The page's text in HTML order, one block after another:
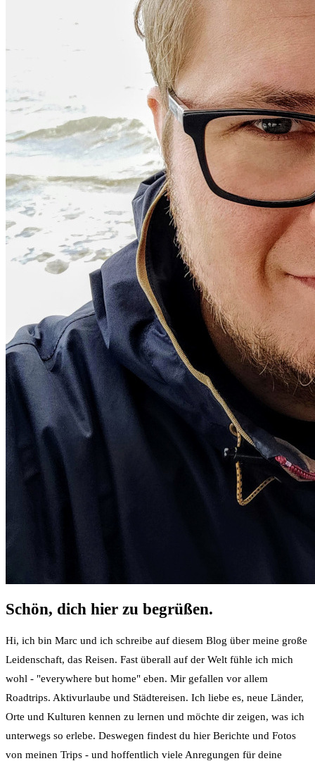
Schön, dich hier zu begrüßen.
Hi, ich bin Marc und ich schreibe auf diesem Blog über meine große
Leidenschaft, das Reisen. Fast überall auf der Welt fühle ich mich
wohl - "everywhere but home" eben. Mir gefallen vor allem
Roadtrips. Aktivurlaube und Städtereisen. Ich liebe es, neue Länder,
Orte und Kulturen kennen zu lernen und möchte dir zeigen, was ich
unterwegs so erlebe. Deswegen findest du hier Berichte und Fotos
von meinen Trips - und hoffentlich viele Anregungen für deine